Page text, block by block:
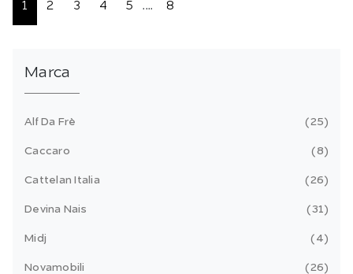
1 2 3 4 5 .... 8
Marca
Alf Da Frè 25
Caccaro 8
Cattelan Italia 26
Devina Nais 31
Midj 4
Novamobili 26